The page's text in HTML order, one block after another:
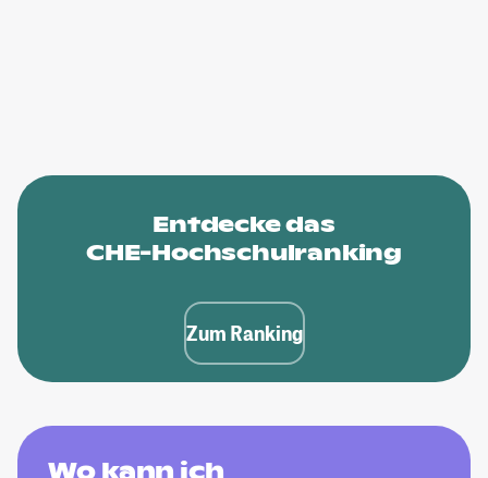
Entdecke das
CHE-Hochschulranking
Zum Ranking
Wo kann ich